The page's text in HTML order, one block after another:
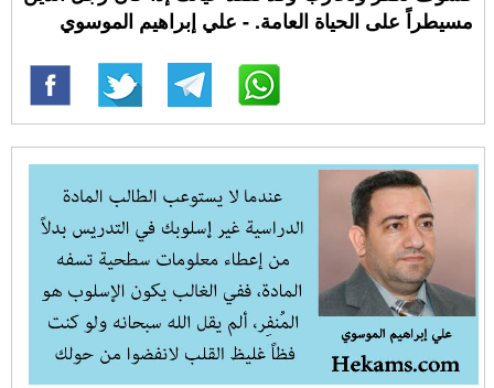
مسيطراً على الحياة العامة. - علي إبراهيم الموسوي